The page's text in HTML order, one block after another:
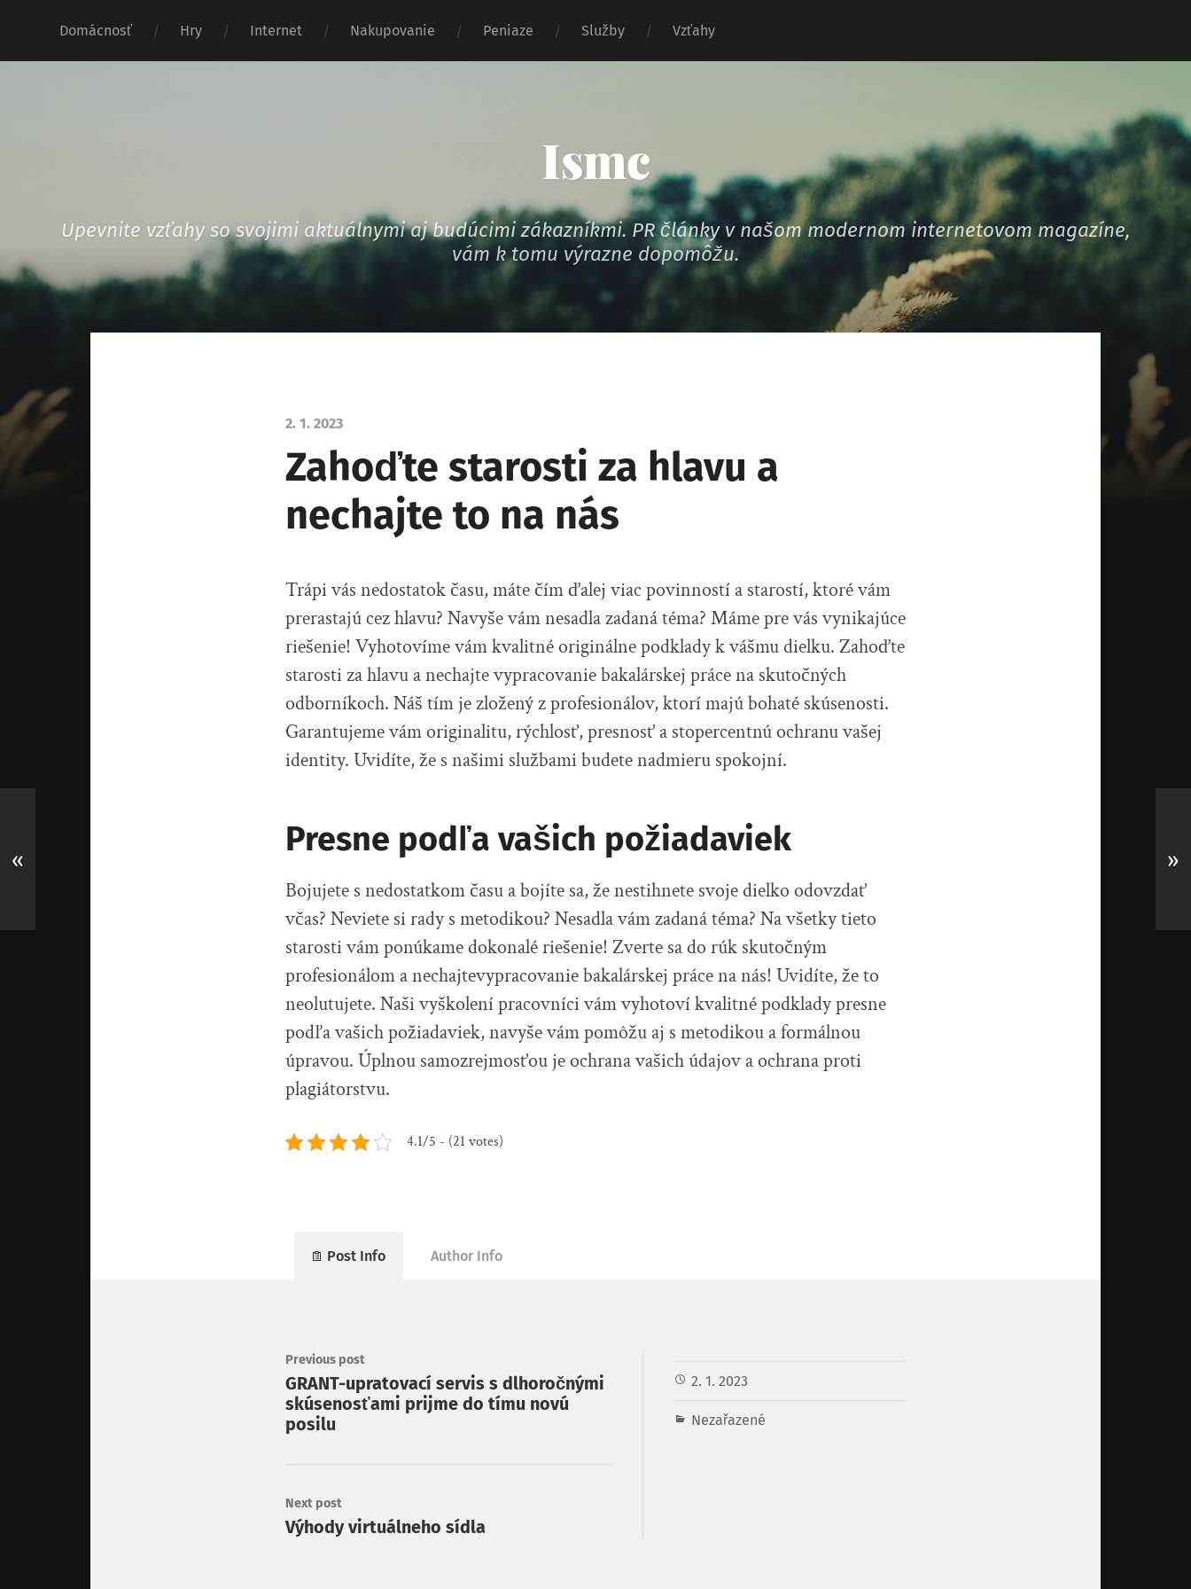
Domácnosť Hry Internet Nakupovanie Peniaze Služby Vzťahy
Ismc
Upevnite vzťahy so svojimi aktuálnymi aj budúcimi zákazníkmi. PR články v našom modernom internetovom magazíne,
vám k tomu výrazne dopomôžu.
2. 1. 2023
Zahoďte starosti za hlavu a
nechajte to na nás
Trápi vás nedostatok času, máte čím ďalej viac povinností a starostí, ktoré vám
prerastajú cez hlavu? Navyše vám nesadla zadaná téma? Máme pre vás vynikajúce
riešenie! Vyhotovíme vám kvalitné originálne podklady k vášmu dielku. Zahoďte
starosti za hlavu a nechajte vypracovanie bakalárskej práce na skutočných
odborníkoch. Náš tím je zložený z profesionálov, ktorí majú bohaté skúsenosti.
Garantujeme vám originalitu, rýchlosť, presnosť a stopercentnú ochranu vašej
identity. Uvidíte, že s našimi službami budete nadmieru spokojní.
Presne podľa vašich požiadaviek
Bojujete s nedostatkom času a bojíte sa, že nestihnete svoje dielko odovzdať
včas? Neviete si rady s metodikou? Nesadla vám zadaná téma? Na všetky tieto
starosti vám ponúkame dokonalé riešenie! Zverte sa do rúk skutočným
profesionálom a nechajtevypracovanie bakalárskej práce na nás! Uvidíte, že to
neolutujete. Naši vyškolení pracovníci vám vyhotoví kvalitné podklady presne
podľa vašich požiadaviek, navyše vám pomôžu aj s metodikou a formálnou
úpravou. Úplnou samozrejmosťou je ochrana vašich údajov a ochrana proti
plagiátorstvu.
4.1/5 - (21 votes)
Post Info Author Info
2. 1. 2023
Nezařazené
Previous post
GRANT-upratovací servis s dlhoročnými
skúsenosťami prijme do tímu novú
posilu
Next post
Výhody virtuálneho sídla
« »